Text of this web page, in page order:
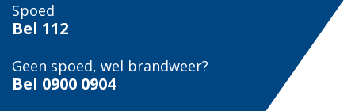
Spoed
Bel 112
Geen spoed, wel brandweer?
Bel 0900 0904